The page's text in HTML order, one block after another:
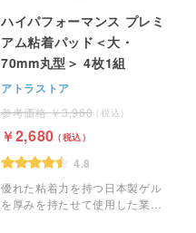
ハイパフォーマンス プレミ
アム粘着パッド＜大・
70mm丸型＞ 4枚1組
アトラストア
3,960
2,680
4.8
優れた粘着力を持つ日本製ゲル
を厚みを持たせて使用した業務